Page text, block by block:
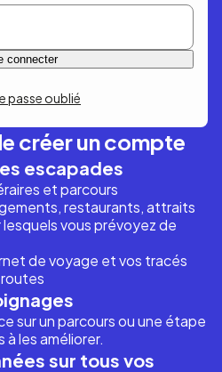
passe oublié
créer un compte
escapades
et parcours
restaurants, attraits
vous prévoyez de
de voyage et vos tracés
sur un parcours ou une étape
les améliorer.
sur tous vos